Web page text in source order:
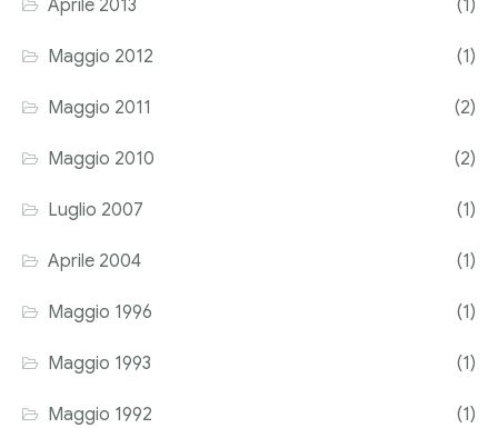
Aprile 2013 (1)
Maggio 2012 (1)
Maggio 2011 (2)
Maggio 2010 (2)
Luglio 2007 (1)
Aprile 2004 (1)
Maggio 1996 (1)
Maggio 1993 (1)
Maggio 1992 (1)